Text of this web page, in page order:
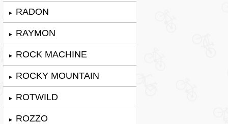
► RADON
► RAYMON
► ROCK MACHINE
► ROCKY MOUNTAIN
► ROTWILD
► ROZZO